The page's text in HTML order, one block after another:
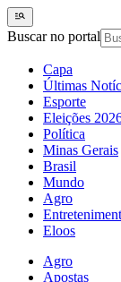
Buscar no portal
Capa
Últimas
Esporte
Eleições
Política
Minas Gerais
Brasil
Mundo
Agro
Eloos
Agro
Apostas